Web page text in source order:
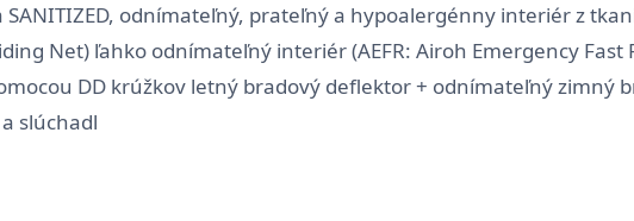
SANITIZED, odnímateľný, prateľný a hypoalergénny interiér z
Net) ľahko odnímateľný interiér (AEFR: Airoh Emergency
DD krúžkov letný bradový deflektor + odnímateľný zimný